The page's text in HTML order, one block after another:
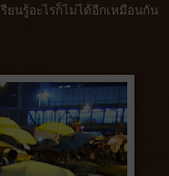
ยนรู้อะไรก็ไม่ได้อีกเหมือนกัน